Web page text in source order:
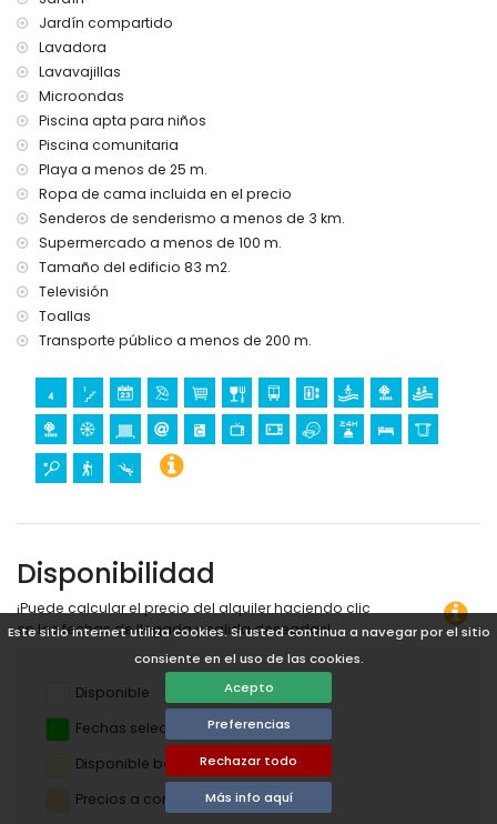
Este sitio internet utiliza cookies. Si usted continua a navegar por el sitio
consiente en el uso de las cookies.
Acepto
Preferencias
Rechazar todo
Más info aquí
Jardín compartido
Lavadora
Lavavajillas
Microondas
Piscina apta para niños
Piscina comunitaria
Playa a menos de 25 m.
Ropa de cama incluida en el precio
Senderos de senderismo a menos de 3 km.
Supermercado a menos de 100 m.
Tamaño del edificio 83 m2.
Televisión
Toallas
Transporte público a menos de 200 m.
Disponibilidad
¡Puede calcular el precio del alquiler haciendo clic
en las fechas de llegada y salida deseadas!
Disponible
Fechas seleccionadas
Disponible bajo petición
Precios a consultar